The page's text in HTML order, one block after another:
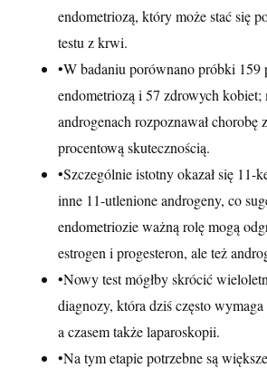
endometriozą, który może stać się
testu z krwi.
•W badaniu porównano próbki 159
endometriozą i 57 zdrowych kobiet;
androgenach rozpoznawał chorobę
procentową skutecznością.
•Szczególnie istotny okazał się 11-
inne 11-utlenione androgeny, co
endometriozie ważną rolę mogą
estrogen i progesteron, ale też
•Nowy test mógłby skrócić
diagnozy, która dziś często
a czasem także laparoskopii.
•Na tym etapie potrzebne są